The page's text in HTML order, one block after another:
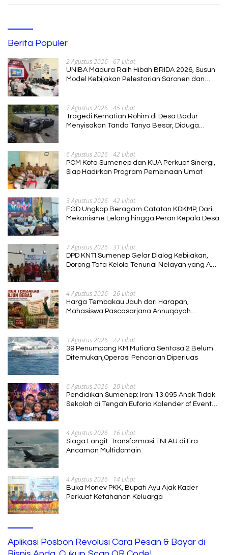
Berita Populer
2 Agustus 2026 67 Lihat
UNIBA Madura Raih Hibah BRIDA 2026, Susun
Model Kebijakan Pelestarian Saronen dan
7 Agustus 2026 45 Lihat
Tragedi Kematian Rohim di Desa Badur
Menyisakan Tanda Tanya Besar, Diduga
6 Agustus 2026 42 Lihat
PCM Kota Sumenep dan KUA Perkuat Sinergi,
Siap Hadirkan Program Pembinaan Umat
3 Agustus 2026 42 Lihat
FGD Ungkap Beragam Catatan KDKMP, Dari
Mekanisme Lelang hingga Peran Kepala Desa
7 Agustus 2026 31 Lihat
DPD KNTI Sumenep Gelar Dialog Kebijakan,
Dorong Tata Kelola Tenurial Nelayan yang Adil
4 Agustus 2026 26 Lihat
Harga Tembakau Jauh dari Harapan,
Mahasiswa Pascasarjana Annuqayah
3 Agustus 2026 22 Lihat
39 Penumpang KM Mutiara Sentosa 2 Belum
Ditemukan,Operasi Pencarian Diperluas
6 Agustus 2026 20 Lihat
Pendidikan Sumenep: Ironi 13.095 Anak Tidak
Sekolah di Tengah Euforia Kalender of Event
4 Agustus 2026 16 Lihat
Siaga Langit: Transformasi TNI AU di Era
Ancaman Multidomain
4 Agustus 2026 14 Lihat
Buka Monev PKK, Bupati Ayu Ajak Kader
Perkuat Ketahanan Keluarga
Aplikasi Posbon Revolusi Cara Pesan & Bayar di